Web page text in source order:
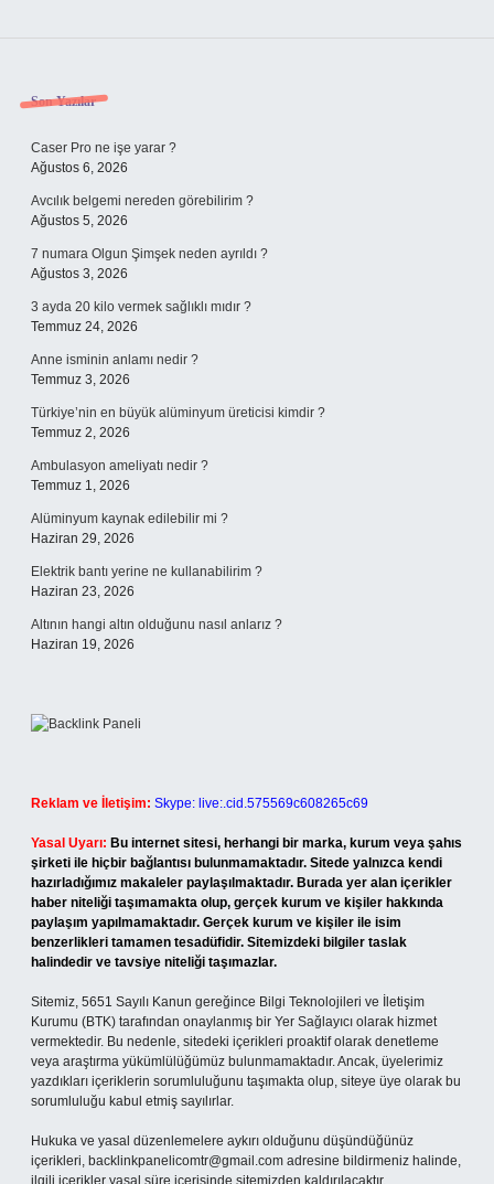
Sidebar
Son Yazılar
Caser Pro ne işe yarar ?
Ağustos 6, 2026
Avcılık belgemi nereden görebilirim ?
Ağustos 5, 2026
7 numara Olgun Şimşek neden ayrıldı ?
Ağustos 3, 2026
3 ayda 20 kilo vermek sağlıklı mıdır ?
Temmuz 24, 2026
Anne isminin anlamı nedir ?
Temmuz 3, 2026
Türkiye’nin en büyük alüminyum üreticisi kimdir ?
Temmuz 2, 2026
Ambulasyon ameliyatı nedir ?
Temmuz 1, 2026
Alüminyum kaynak edilebilir mi ?
Haziran 29, 2026
Elektrik bantı yerine ne kullanabilirim ?
Haziran 23, 2026
Altının hangi altın olduğunu nasıl anlarız ?
Haziran 19, 2026
Reklam ve İletişim: Skype: live:.cid.575569c608265c69
Yasal Uyarı: Bu internet sitesi, herhangi bir marka, kurum veya şahıs
şirketi ile hiçbir bağlantısı bulunmamaktadır. Sitede yalnızca kendi
hazırladığımız makaleler paylaşılmaktadır. Burada yer alan içerikler
haber niteliği taşımamakta olup, gerçek kurum ve kişiler hakkında
paylaşım yapılmamaktadır. Gerçek kurum ve kişiler ile isim
benzerlikleri tamamen tesadüfidir. Sitemizdeki bilgiler taslak
halindedir ve tavsiye niteliği taşımazlar.
Sitemiz, 5651 Sayılı Kanun gereğince Bilgi Teknolojileri ve İletişim
Kurumu (BTK) tarafından onaylanmış bir Yer Sağlayıcı olarak hizmet
vermektedir. Bu nedenle, sitedeki içerikleri proaktif olarak denetleme
veya araştırma yükümlülüğümüz bulunmamaktadır. Ancak, üyelerimiz
yazdıkları içeriklerin sorumluluğunu taşımakta olup, siteye üye olarak bu
sorumluluğu kabul etmiş sayılırlar.
Hukuka ve yasal düzenlemelere aykırı olduğunu düşündüğünüz
içerikleri, backlinkpanelicomtr@gmail.com adresine bildirmeniz halinde,
ilgili içerikler yasal süre içerisinde sitemizden kaldırılacaktır.